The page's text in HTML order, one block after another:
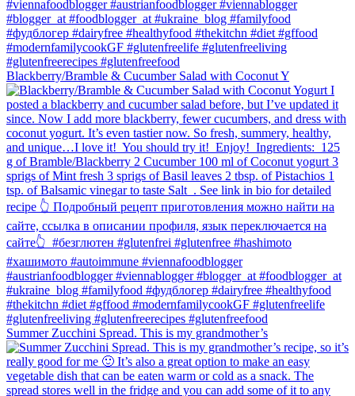
Blackberry/Bramble & Cucumber Salad with Coconut Y
Summer Zucchini Spread.⁠ This is my grandmother’s